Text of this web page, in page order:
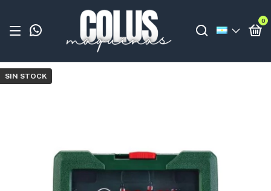
0
SIN STOCK